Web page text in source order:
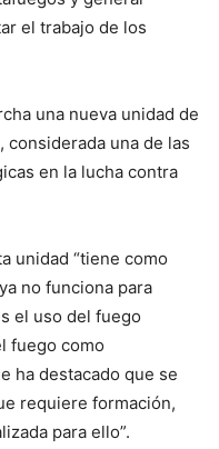
el trabajo de los
una nueva unidad de
considerada una de las
en la lucha contra
unidad “tiene como
no funciona para
el uso del fuego
fuego como
ha destacado que se
requiere formación,
para ello”.